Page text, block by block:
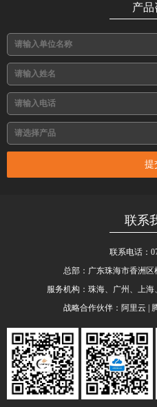
产品
提
联系
联系电话：
总部：广东珠海市香洲
服务机构：珠海、广州、上
战略合作伙伴：阿里云 |